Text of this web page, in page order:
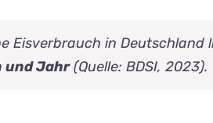
Eisverbrauch in Deutschland
und Jahr(Quelle: BDSI, 2023).